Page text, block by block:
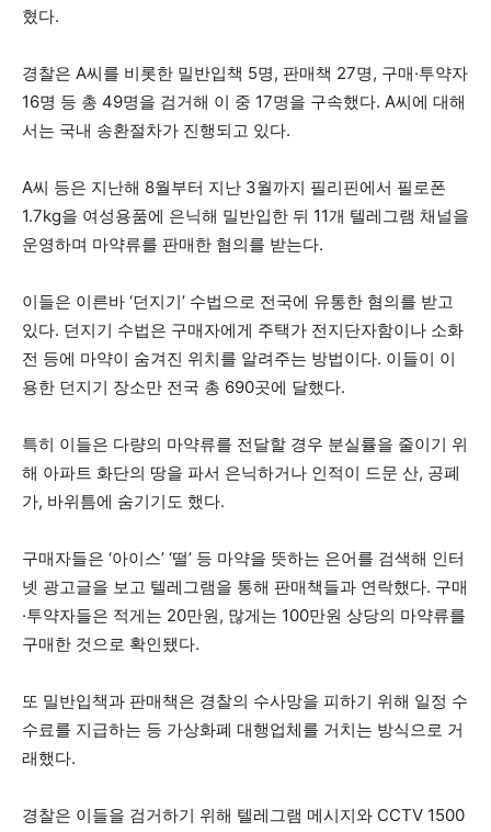
혔다.
경찰은 A씨를 비롯한 밀반입책 5명, 판매책 27명, 구매·투약자
16명 등 총 49명을 검거해 이 중 17명을 구속했다. A씨에 대해
서는 국내 송환절차가 진행되고 있다.
A씨 등은 지난해 8월부터 지난 3월까지 필리핀에서 필로폰
1.7kg을 여성용품에 은닉해 밀반입한 뒤 11개 텔레그램 채널을
운영하며 마약류를 판매한 혐의를 받는다.
이들은 이른바 ‘던지기’ 수법으로 전국에 유통한 혐의를 받고
있다. 던지기 수법은 구매자에게 주택가 전지단자함이나 소화
전 등에 마약이 숨겨진 위치를 알려주는 방법이다. 이들이 이
용한 던지기 장소만 전국 총 690곳에 달했다.
특히 이들은 다량의 마약류를 전달할 경우 분실률을 줄이기 위
해 아파트 화단의 땅을 파서 은닉하거나 인적이 드문 산, 공폐
가, 바위틈에 숨기기도 했다.
구매자들은 ‘아이스’ ‘떨’ 등 마약을 뜻하는 은어를 검색해 인터
넷 광고글을 보고 텔레그램을 통해 판매책들과 연락했다. 구매
·투약자들은 적게는 20만원, 많게는 100만원 상당의 마약류를
구매한 것으로 확인됐다.
또 밀반입책과 판매책은 경찰의 수사망을 피하기 위해 일정 수
수료를 지급하는 등 가상화폐 대행업체를 거치는 방식으로 거
래했다.
경찰은 이들을 검거하기 위해 텔레그램 메시지와 CCTV 1500